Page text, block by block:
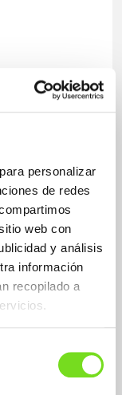
personalizar
de redes
web con
y análisis
información
recopilado a
tubería